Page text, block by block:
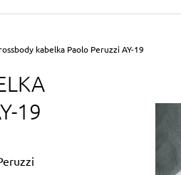
kabelka Paolo Peruzzi AY-19
19